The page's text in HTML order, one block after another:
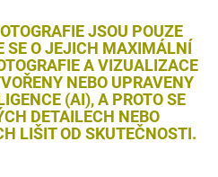
JSOU POUZE
SE O JEJICH MAXIMÁLNÍ
A VIZUALIZACE
NEBO UPRAVENY
(AI), A PROTO SE
DETAILECH NEBO
LIŠIT OD SKUTEČNOSTI.